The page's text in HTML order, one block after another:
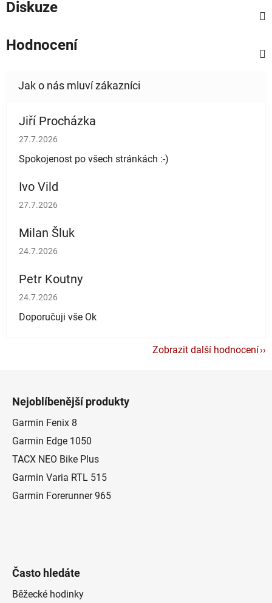
Diskuze
Hodnocení
Jiří Procházka
Hodnocení obchodu je 5 z 5 hvězdiček.
27.7.2026
Spokojenost po všech stránkách :-)
Ivo Vild
Hodnocení obchodu je 5 z 5 hvězdiček.
27.7.2026
Milan Šluk
Hodnocení obchodu je 5 z 5 hvězdiček.
24.7.2026
Petr Koutny
Hodnocení obchodu je 5 z 5 hvězdiček.
24.7.2026
Doporučuji vše Ok
Zobrazit další hodnocení
Nejoblíbenější produkty
Garmin Fenix 8
Garmin Edge 1050
TACX NEO Bike Plus
Garmin Varia RTL 515
Garmin Forerunner 965
Často hledáte
Běžecké hodinky